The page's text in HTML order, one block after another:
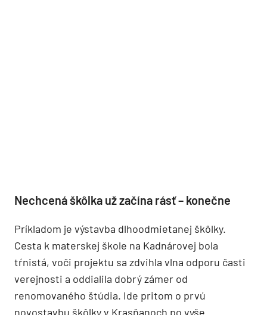
Nechcená škôlka už začína rásť – konečne
Príkladom je výstavba dlhoodmietanej škôlky.
Cesta k materskej škole na Kadnárovej bola
tŕnistá, voči projektu sa zdvihla vlna odporu časti
verejnosti a oddialila dobrý zámer od
renomovaného štúdia. Ide pritom o prvú
novostavbu škôlky v Krasňanoch po vyše